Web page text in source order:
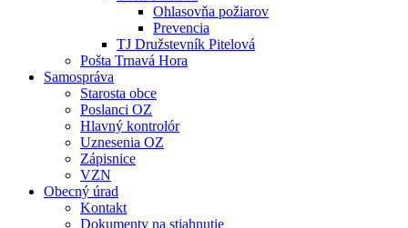
Ohlasovňa požiarov
Prevencia
TJ Družstevník Pitelová
Pošta Trnavá Hora
Samospráva
Starosta obce
Poslanci OZ
Hlavný kontrolór
Uznesenia OZ
Zápisnice
VZN
Obecný úrad
Kontakt
Dokumenty na stiahnutie